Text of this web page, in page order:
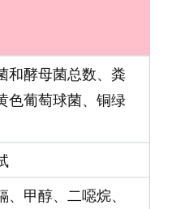
和酵母菌总数、粪
色葡萄球菌、铜绿
甲醇、二噁烷、